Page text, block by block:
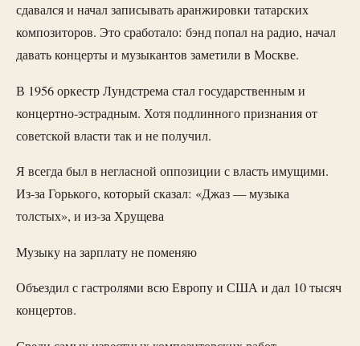
сдавался и начал записывать аранжировки татарских
композиторов. Это сработало: бэнд попал на радио, начал
давать концерты и музыкантов заметили в Москве.
В 1956 оркестр Лундстрема стал государственным и
концертно-эстрадным. Хотя подлинного признания от
советской власти так и не получил.
Я всегда был в негласной оппозиции с власть имущими.
Из-за Горького, который сказал: «Джаз — музыка
толстых», и из-за Хрущева
Музыку на зарплату не поменяю
Объездил с гастролями всю Европу и США и дал 10 тысяч
концертов.